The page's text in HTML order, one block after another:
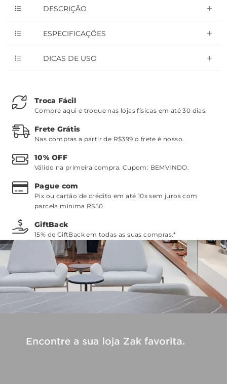
DESCRIÇÃO
ESPECIFICAÇÕES
DICAS DE USO
Troca Fácil
Compre aqui e troque nas lojas físicas em até 30 dias.
Frete Grátis
Nas compras a partir de R$399 o frete é nosso.
10% OFF
Válido na primeira compra. Cupom: BEMVINDO.
Pague com
Pix ou cartão de crédito em até 10x sem juros com
parcela mínima R$50.
GiftBack
15% de GiftBack em todas as suas compras.*